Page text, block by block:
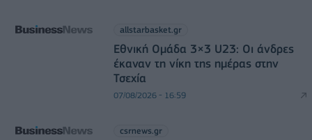
allstarbasket.gr
Εθνική Ομάδα 3×3 U23: Οι άνδρες
έκαναν τη νίκη της ημέρας στην
Τσεχία
07/08/2026 - 16:59
csrnews.gr